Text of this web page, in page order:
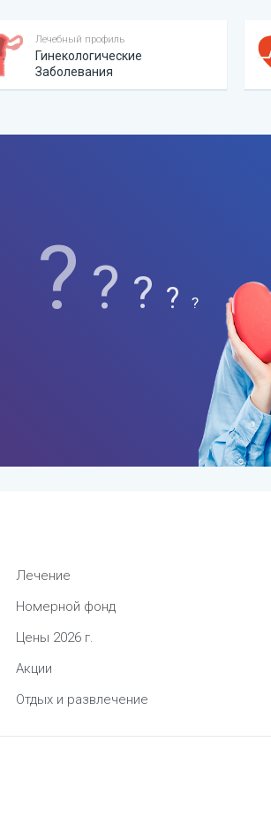
Лечебный профиль
Гинекологические
Заболевания
? ? ? ? ?
Лечение
Номерной фонд
Цены 2026г.
Акции
Отдых и развлечение